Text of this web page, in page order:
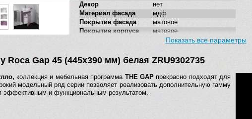
Декор
нет
Материал фасада
мдф
Покрытие фасада
матовое
Покрытие корпуса
матовое
распашные дверки
закрывания
Форма
прямоугольная
Тумба под
накладную
раковину
нет
Показать все параметры
Roca Gap 45 (445х390 мм) белая ZRU9302735
коллекция и мебельная программа THE GAPпрекрасно подходят для
модельный ряд серии позволяет реализовать дополнительную гамму
эффективным и функциональным результатом.